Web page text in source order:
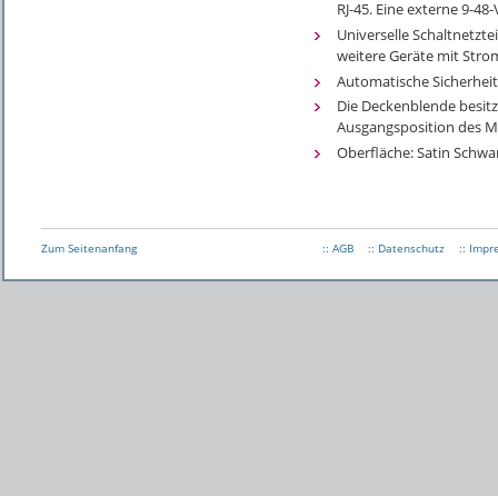
RJ-45. Eine externe 9-
Universelle
weitere Geräte mit
Automatische
Die Deckenblende
Ausgangsposition des
Oberfläche: Satin
Zum Seitenanfang :: AGB :: Datenschutz ::